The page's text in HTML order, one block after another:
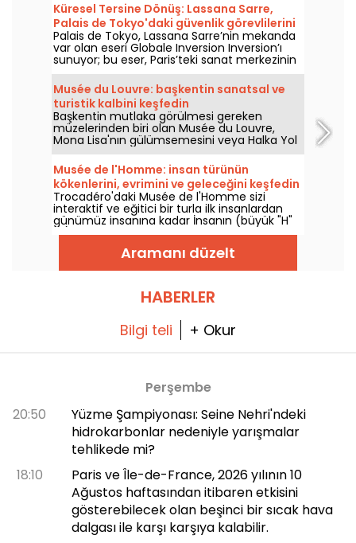
Küresel Tersine Dönüş: Lassana Sarre,
Palais de Tokyo'daki güvenlik görevlilerini
öne çıkarıyor
Palais de Tokyo, Lassana Sarre’nin mekanda
var olan eseri Globale Inversion Inversion’ı
sunuyor; bu eser, Paris’teki sanat merkezinin
güvenlik ekiplerine adanmıştır ve 5 Haziran
2026’dan bu yana ziyaretçilerle buluşuyor.
Ressam, bakışı her gün ziyaretçileri
karşılayan, güvenliği sağlayan ve onlara eşlik
eden bu kişilere kaydırıyor.
Musée du Louvre: başkentin sanatsal ve
turistik kalbini keşfedin
Başkentin mutlaka görülmesi gereken
müzelerinden biri olan Musée du Louvre,
Mona Lisa'nın gülümsemesini veya Halka Yol
Gösteren Özgürlük'ün coşkusunu
düşünmeye gelen yılda 8 milyon ziyaretçinin
de kanıtladığı gibi, sergilediği birçok
başyapıtla Fransız ve Avrupa kültürünü
tanıtmaktadır. Burası, sanatın iki yüzyıldır
geliştiği, tarihle iç içe bir yer ve Paris'te
kalıyorsanız mutlaka görmeniz gereken bir
yer!
Musée de l'Homme: insan türünün
kökenlerini, evrimini ve geleceğini keşfedin
Trocadéro'daki Musée de l'Homme sizi
interaktif ve eğitici bir turla ilk insanlardan
günümüz insanına kadar İnsanın (büyük "H"
ile) evrimini keşfetmeye davet ediyor.
Aramanı düzelt
HABERLER
Bilgi teli + Okur
Perşembe
20:50
Yüzme Şampiyonası: Seine Nehri'ndeki
hidrokarbonlar nedeniyle yarışmalar
tehlikede mi?
18:10
Paris ve Île-de-France, 2026 yılının 10
Ağustos haftasından itibaren etkisini
gösterebilecek olan beşinci bir sıcak hava
dalgası ile karşı karşıya kalabilir.